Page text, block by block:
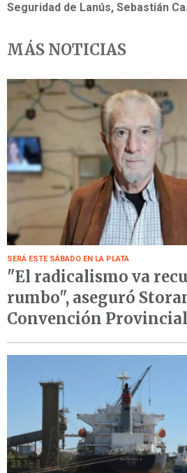
Seguridad de Lanús, Sebastián
MÁS NOTICIAS
SERÁ ESTE SÁBADO EN LA PLATA
"El radicalismo va
rumbo", aseguró
Convención Provincial